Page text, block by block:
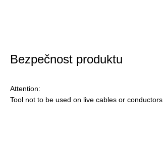
Bezpečnost produktu
Attention:
Tool not to be used on live cables or conductors.